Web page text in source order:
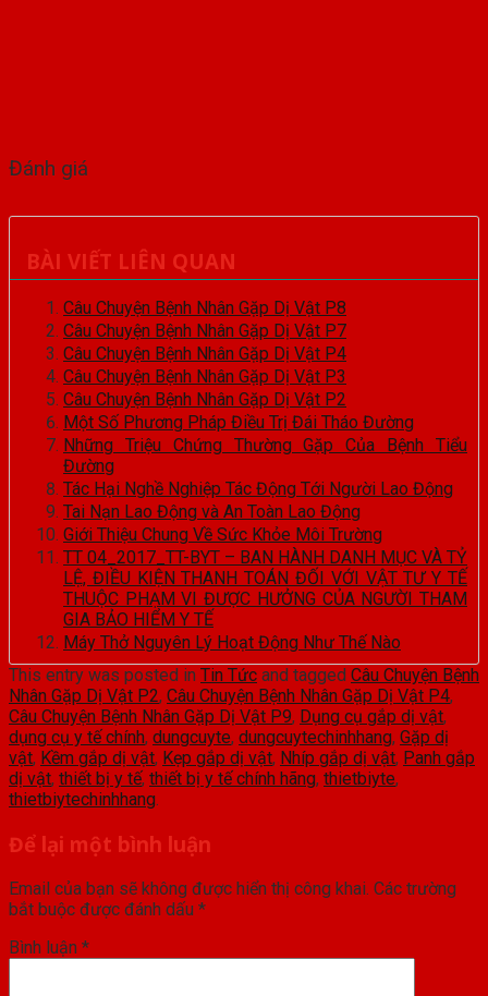
Đánh giá
BÀI VIẾT LIÊN QUAN
Câu Chuyện Bệnh Nhân Gặp Dị Vật P8
Câu Chuyện Bệnh Nhân Gặp Dị Vật P7
Câu Chuyện Bệnh Nhân Gặp Dị Vật P4
Câu Chuyện Bệnh Nhân Gặp Dị Vật P3
Câu Chuyện Bệnh Nhân Gặp Dị Vật P2
Một Số Phương Pháp Điều Trị Đái Tháo Đường
Những Triệu Chứng Thường Gặp Của Bệnh Tiểu
Đường
Tác Hại Nghề Nghiệp Tác Động Tới Người Lao Động
Tai Nạn Lao Động và An Toàn Lao Động
Giới Thiệu Chung Về Sức Khỏe Môi Trường
TT 04_2017_TT-BYT – BAN HÀNH DANH MỤC VÀ TỶ
LỆ, ĐIỀU KIỆN THANH TOÁN ĐỐI VỚI VẬT TƯ Y TẾ
THUỘC PHẠM VI ĐƯỢC HƯỞNG CỦA NGƯỜI THAM
GIA BẢO HIỂM Y TẾ
Máy Thở Nguyên Lý Hoạt Động Như Thế Nào
This entry was posted in Tin Tức and tagged Câu Chuyện Bệnh
Nhân Gặp Dị Vật P2, Câu Chuyện Bệnh Nhân Gặp Dị Vật P4,
Câu Chuyện Bệnh Nhân Gặp Dị Vật P9, Dụng cụ gắp dị vật,
dụng cụ y tế chính, dungcuyte, dungcuytechinhhang, Gặp dị
vật, Kềm gắp dị vật, Kẹp gắp dị vật, Nhíp gắp dị vật, Panh gắp
dị vật, thiết bị y tế, thiết bị y tế chính hãng, thietbiyte,
thietbiytechinhhang.
Để lại một bình luận
Email của bạn sẽ không được hiển thị công khai. Các trường
bắt buộc được đánh dấu *
Bình luận *